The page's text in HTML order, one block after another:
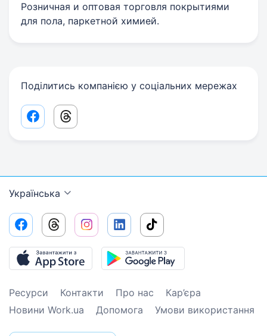
Розничная и оптовая торговля покрытиями
для пола, паркетной химией.
Поділитись компанією у соціальних мережах
Facebook share link
Threads share link
Українська
Ресурси Контакти Про нас
Кар’єра
Новини Work.ua
Допомога Умови використання